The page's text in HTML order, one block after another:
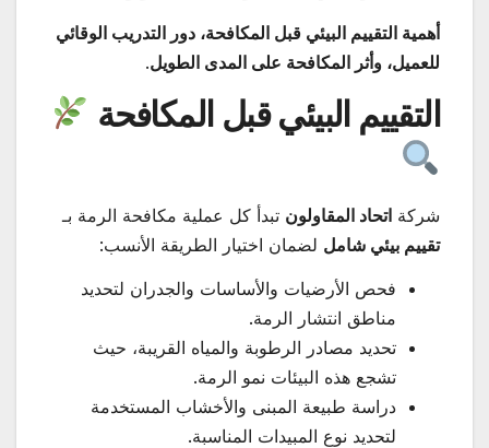
أهمية التقييم البيئي قبل المكافحة، دور التدريب الوقائي
للعميل، وأثر المكافحة على المدى الطويل.
التقييم البيئي قبل المكافحة
شركة اتحاد المقاولون تبدأ كل عملية مكافحة الرمة بـ
تقييم بيئي شامل لضمان اختيار الطريقة الأنسب:
فحص الأرضيات والأساسات والجدران لتحديد
مناطق انتشار الرمة.
تحديد مصادر الرطوبة والمياه القريبة، حيث
تشجع هذه البيئات نمو الرمة.
دراسة طبيعة المبنى والأخشاب المستخدمة
لتحديد نوع المبيدات المناسبة.